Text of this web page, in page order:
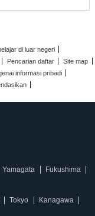
di luar negeri
Pencarian daftar
Site map
informasi pribadi
Yamagata Fukushima
Tokyo
Kanagawa